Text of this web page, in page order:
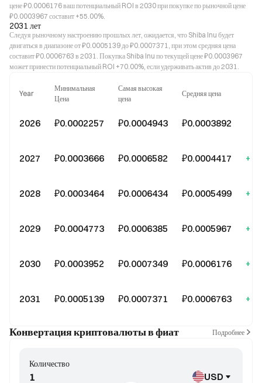
цене ₽0.0006176 ваш потенциальный ROI в 2030 при покупке по рыночной цене
₽0.0003967 составит +55.00%.
2031 лет
Следуя рыночному настроению прошлых лет, ожидается, что Shiba Inu будет
двигаться в диапазоне от ₽0.0005139 до ₽0.0007371, при этом средняя цена
составит ₽0.0006763 в 2031. Покупка Shiba Inu по текущей цене ₽0.0003967
может принести потенциальный ROI +70.00%, если удерживать актив до 2031.
Year
Минимальная
Цена
Самая высокая
цена
Средняя цена
2026 ₽0.0002257 ₽0.0004943 ₽0.0003892
2027 ₽0.0003666 ₽0.0006582 ₽0.0004417
2028 ₽0.0003464 ₽0.0006434 ₽0.0005499
2029 ₽0.0004773 ₽0.0006385 ₽0.0005967
2030 ₽0.0003952 ₽0.0007349 ₽0.0006176
2031 ₽0.0005139 ₽0.0007371 ₽0.0006763
Конвертация криптовалюты в фиат Подробнее
Количество
USD